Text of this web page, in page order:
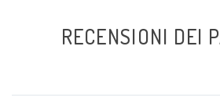
RECENSIONI DEI